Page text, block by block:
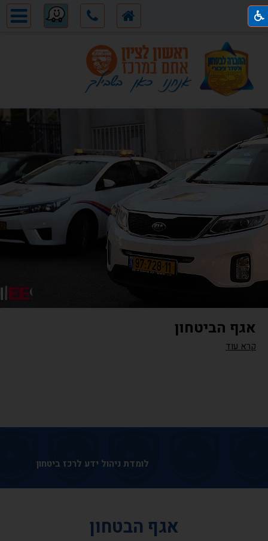
אגף הביטחון
קרא עוד
לומדת ניהול ידע לרכז ביטחון
אגף הבטחון